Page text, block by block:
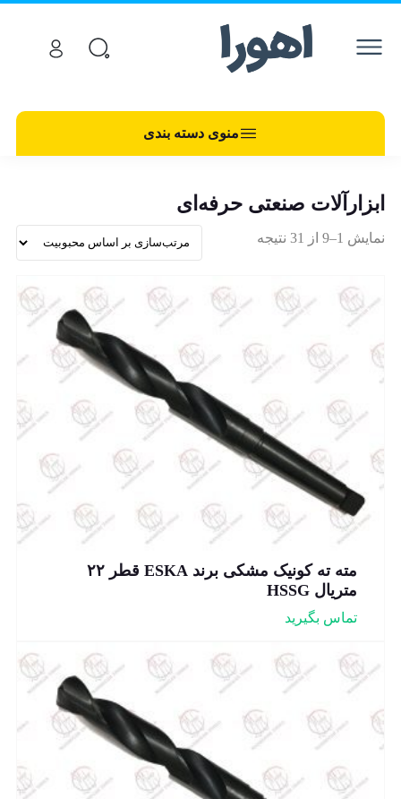
منوی دسته بندی
ابزارآلات صنعتی حرفه‌ای
نمایش 1–9 از 31 نتیجه
مته ته کونیک مشکی برند ESKA قطر ۲۲
متریال HSSG
تماس بگیرید